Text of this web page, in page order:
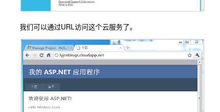
我们可以通过URL访问这个云服务了。